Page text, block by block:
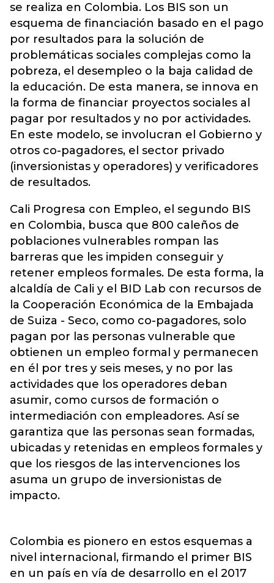
se realiza en Colombia. Los BIS son un
esquema de financiación basado en el pago
por resultados para la solución de
problemáticas sociales complejas como la
pobreza, el desempleo o la baja calidad de
la educación. De esta manera, se innova en
la forma de financiar proyectos sociales al
pagar por resultados y no por actividades.
En este modelo, se involucran el Gobierno y
otros co-pagadores, el sector privado
(inversionistas y operadores) y verificadores
de resultados.
Cali Progresa con Empleo, el segundo BIS
en Colombia, busca que 800 caleños de
poblaciones vulnerables rompan las
barreras que les impiden conseguir y
retener empleos formales. De esta forma, la
alcaldía de Cali y el BID Lab con recursos de
la Cooperación Económica de la Embajada
de Suiza - Seco, como co-pagadores, solo
pagan por las personas vulnerable que
obtienen un empleo formal y permanecen
en él por tres y seis meses, y no por las
actividades que los operadores deban
asumir, como cursos de formación o
intermediación con empleadores. Así se
garantiza que las personas sean formadas,
ubicadas y retenidas en empleos formales y
que los riesgos de las intervenciones los
asuma un grupo de inversionistas de
impacto.
Colombia es pionero en estos esquemas a
nivel internacional, firmando el primer BIS
en un país en vía de desarrollo en el 2017